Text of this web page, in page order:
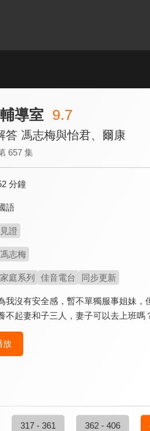
導室 9.7
答 馮志梅與怡君、爾康
657 集
分鐘
語
見證
馮志梅
家庭系列 佳音電台 同步更新
我沒有安全感，暫不單獨服事姐妹
不起妻和子三人，妻子可以去上班嗎
放
317 - 361 362 - 406